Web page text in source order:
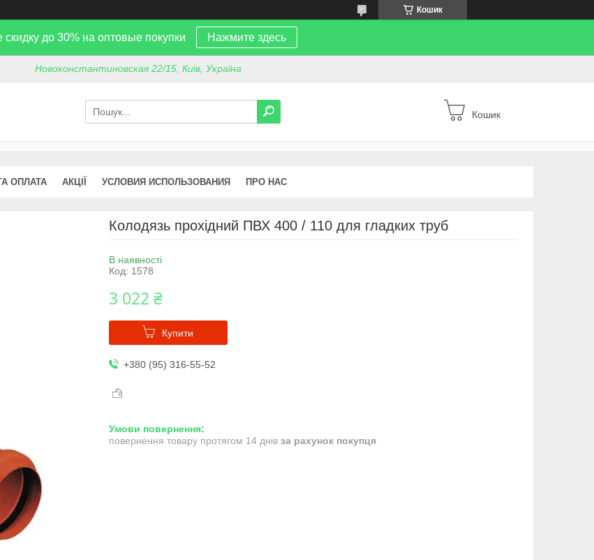
Кошик
скидку до 30% на оптовые покупки Нажмите здесь
Новоконстантиновская 22/15, Київ, Україна
Кошик
ОПЛАТА АКЦІЇ УСЛОВИЯ ИСПОЛЬЗОВАНИЯ ПРО НАС
Колодязь прохідний ПВХ 400 / 110 для гладких труб
В наявності
Код: 1578
3 022 ₴
Купити
+380 (95) 316-55-52
повернення товару протягом 14 днів за рахунок покупця